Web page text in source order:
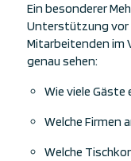
Ein besonderer
Unterstützung vor
Mitarbeitenden im
genau sehen:
Wie viele
Welche Firmen
Welche